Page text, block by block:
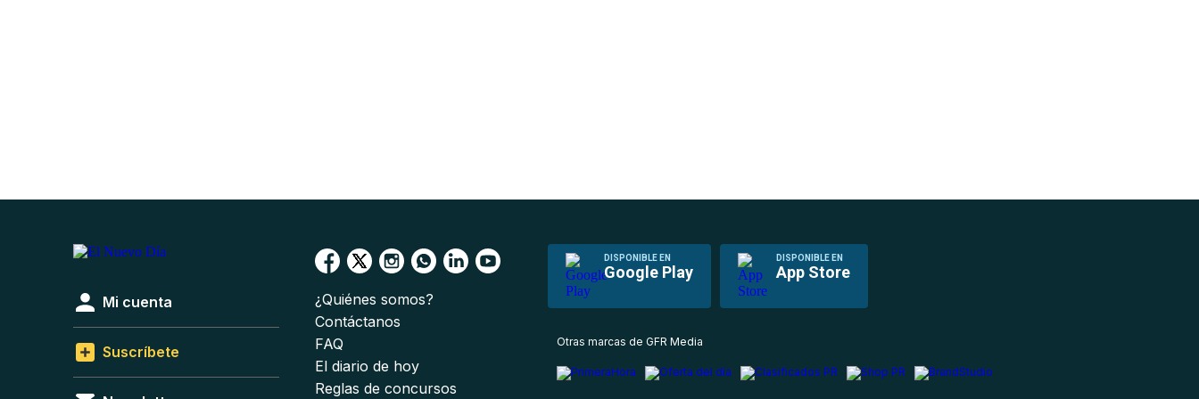
DISPONIBLE EN
Google Play
DISPONIBLE EN
App Store
Mi cuenta
Suscríbete
¿Quiénes somos?
Contáctanos
FAQ
El diario de hoy
Reglas de concursos
Otras marcas de GFR Media